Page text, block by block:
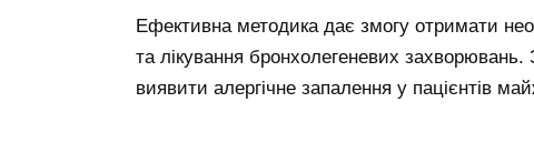
Ефективна методика дає змогу отримати
та лікування бронхолегеневих
виявити алергічне запалення у пацієнтів